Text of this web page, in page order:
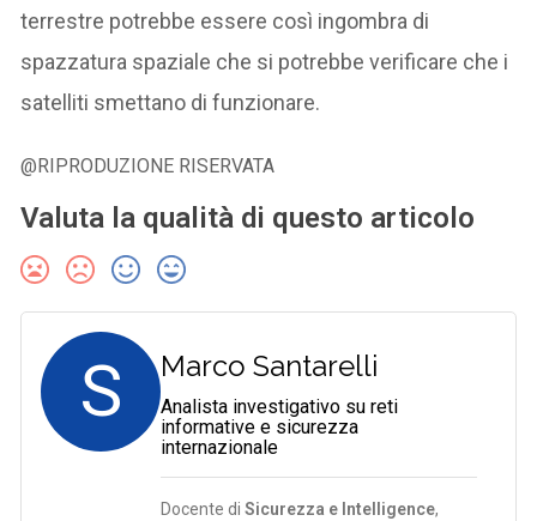
terrestre potrebbe essere così ingombra di
spazzatura spaziale che si potrebbe verificare che i
satelliti smettano di funzionare.
@RIPRODUZIONE RISERVATA
Valuta la qualità di questo articolo
S Marco Santarelli
Analista investigativo su reti
informative e sicurezza
internazionale
Docente diSicurezza e Intelligence,